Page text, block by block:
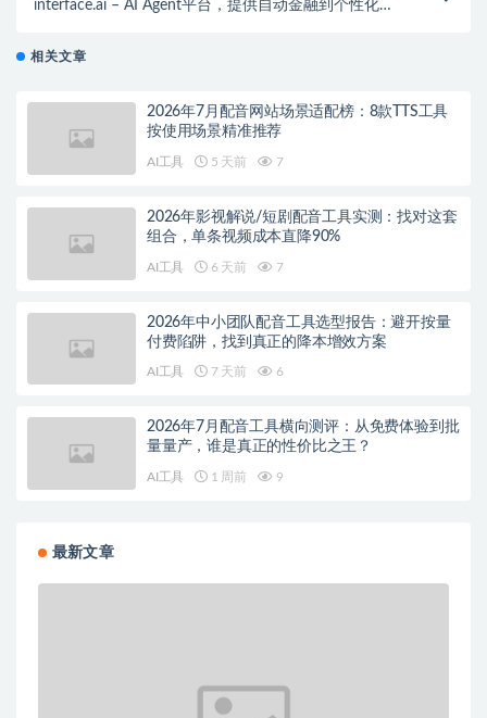
interface.ai – AI Agent平台，提供自动金融到个性化金
相关文章
2026年7月配音网站场景适配榜：8款TTS工具
按使用场景精准推荐
AI工具 5 天前 7
2026年影视解说/短剧配音工具实测：找对这套
组合，单条视频成本直降90%
AI工具 6 天前 7
2026年中小团队配音工具选型报告：避开按量
付费陷阱，找到真正的降本增效方案
AI工具 7 天前 6
2026年7月配音工具横向测评：从免费体验到批
量量产，谁是真正的性价比之王？
AI工具 1 周前 9
最新文章